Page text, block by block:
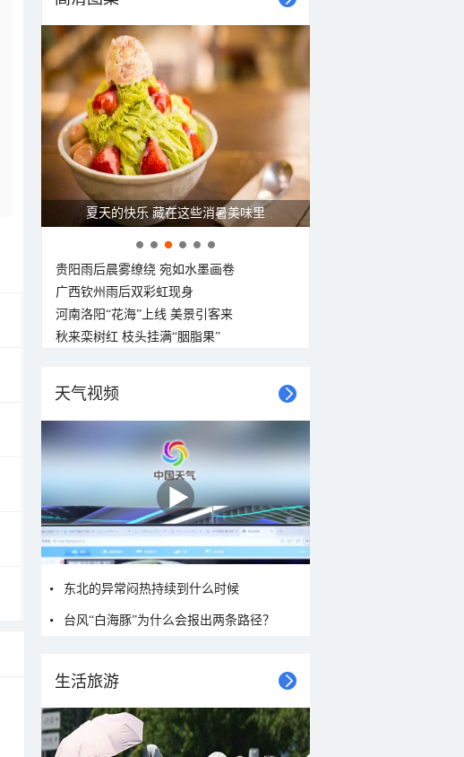
夏天的快乐 藏在这些消暑美味里
贵阳雨后晨雾缭绕 宛如水墨画卷
广西钦州雨后双彩虹现身
河南洛阳“花海”上线 美景引客来
秋来栾树红 枝头挂满“胭脂果”
天气视频
东北的异常闷热持续到什么时候
台风“白海豚”为什么会报出两条路径？
生活旅游